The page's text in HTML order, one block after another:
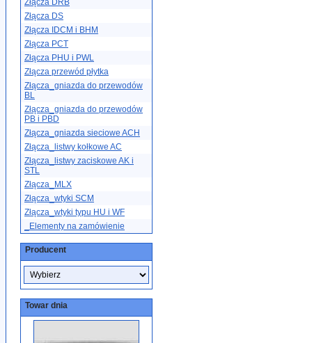
Złącza DRB
Złącza DS
Złącza IDCM i BHM
Złącza PCT
Złącza PHU i PWL
Złącza przewód płytka
Złącza_gniazda do przewodów
BL
Złącza_gniazda do przewodów
PB i PBD
Złącza_gniazda sieciowe ACH
Złącza_listwy kołkowe AC
Złącza_listwy zaciskowe AK i
STL
Złącza_MLX
Złącza_wtyki SCM
Złącza_wtyki typu HU i WF
_Elementy na zamówienie
Producent
Towar dnia